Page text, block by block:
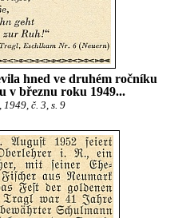
hned ve druhém ročníku
v březnu roku 1949...
1949, č. 3, s. 9